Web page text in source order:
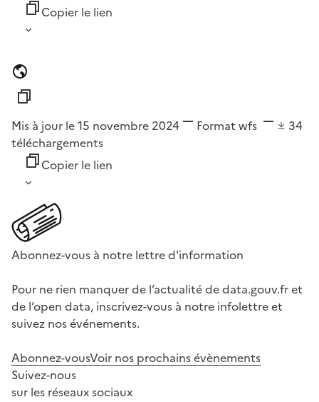
Copier le lien
Mis à jour le 15 novembre 2024 Format wfs
34
téléchargements
Copier le lien
Abonnez-vous à notre lettre d'information
Pour ne rien manquer de l’actualité de data.gouv.fr et
de l’open data, inscrivez-vous à notre infolettre et
suivez nos événements.
Abonnez-vousVoir nos prochains évènements
Suivez-nous
sur les réseaux sociaux